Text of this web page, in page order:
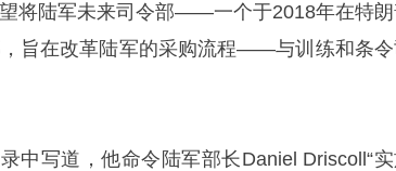
将陆军未来司令部——一个于2018年在特
旨在改革陆军的采购流程——与训练和条令
中写道，他命令陆军部长Daniel Driscoll“